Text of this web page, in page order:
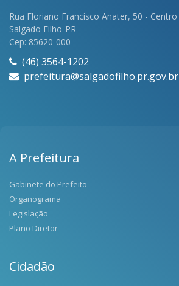
Rua Floriano Francisco Anater, 50 - Centro
Salgado Filho-PR
Cep: 85620-000
(46) 3564-1202
prefeitura@salgadofilho.pr.gov.br
A Prefeitura
Gabinete do Prefeito
Organograma
Legislação
Plano Diretor
Cidadão